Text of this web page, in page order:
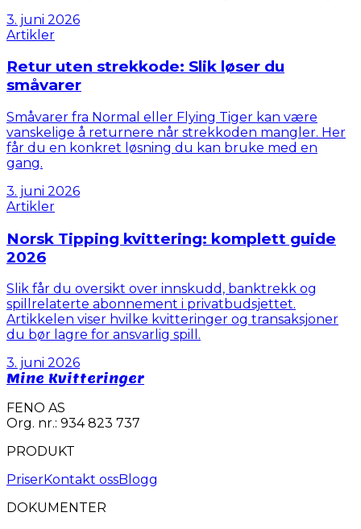
3. juni 2026
Artikler
Retur uten strekkode: Slik løser du
småvarer
Småvarer fra Normal eller Flying Tiger kan være
vanskelige å returnere når strekkoden mangler. Her
får du en konkret løsning du kan bruke med en
gang.
3. juni 2026
Artikler
Norsk Tipping kvittering: komplett guide
2026
Slik får du oversikt over innskudd, banktrekk og
spillrelaterte abonnement i privatbudsjettet.
Artikkelen viser hvilke kvitteringer og transaksjoner
du bør lagre for ansvarlig spill.
3. juni 2026
Mine Kvitteringer
FENO AS
Org. nr.: 934 823 737
PRODUKT
PriserKontakt ossBlogg
DOKUMENTER